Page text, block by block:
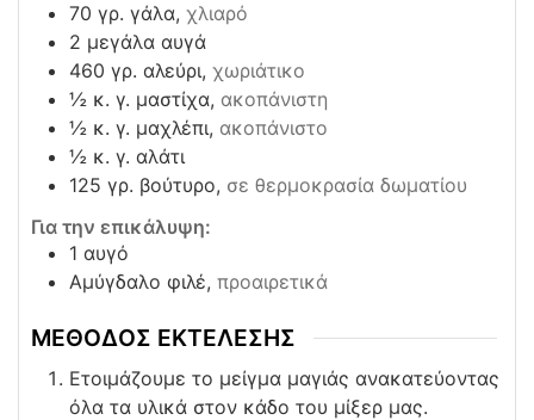
70 γρ. γάλα, χλιαρό
2 μεγάλα αυγά
460 γρ. αλεύρι, χωριάτικο
½ κ. γ. μαστίχα, ακοπάνιστη
½ κ. γ. μαχλέπι, ακοπάνιστο
½ κ. γ. αλάτι
125 γρ. βούτυρο, σε θερμοκρασία δωματίου
Για την επικάλυψη:
1 αυγό
Αμύγδαλο φιλέ, προαιρετικά
ΜΕΘΟΔΟΣ ΕΚΤΕΛΕΣΗΣ
Ετοιμάζουμε το μείγμα μαγιάς ανακατεύοντας
όλα τα υλικά στον κάδο του μίξερ μας.